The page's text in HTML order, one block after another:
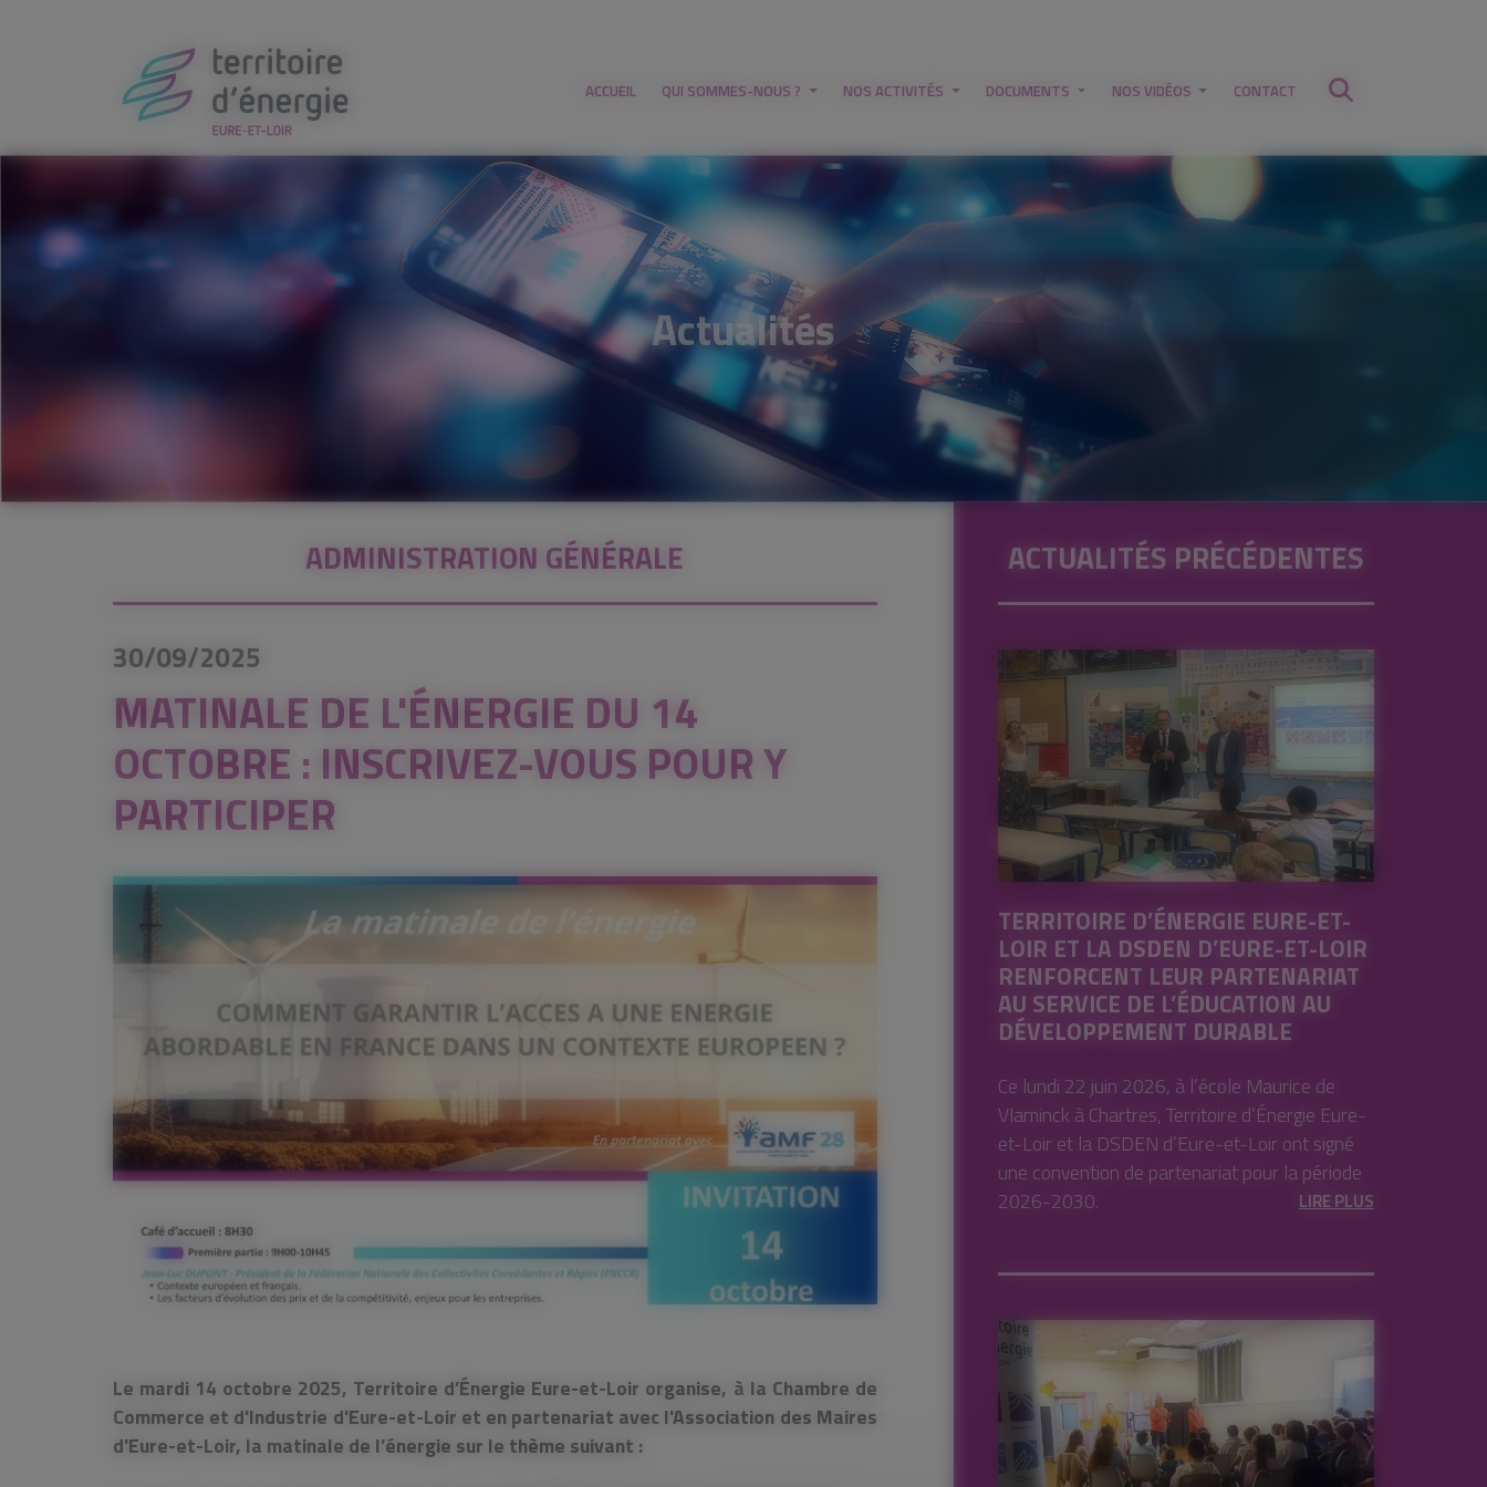
ACCUEIL QUI SOMMES-NOUS ? NOS ACTIVITÉS DOCUMENTS NOS VIDÉOS CONTACT
Actualités
ADMINISTRATION GÉNÉRALE
30/09/2025
MATINALE DE L'ÉNERGIE DU 14
OCTOBRE : INSCRIVEZ-VOUS POUR Y
PARTICIPER
Le mardi 14 octobre 2025, Territoire d’Énergie Eure-et-Loir organise, à la Chambre de
Commerce et d'Industrie d'Eure-et-Loir et en partenariat avec l'Association des Maires
d'Eure-et-Loir, la matinale de l’énergie sur le thème suivant :
ACTUALITÉS PRÉCÉDENTES
TERRITOIRE D’ÉNERGIE EURE-ET-
LOIR ET LA DSDEN D’EURE-ET-LOIR
RENFORCENT LEUR PARTENARIAT
AU SERVICE DE L’ÉDUCATION AU
DÉVELOPPEMENT DURABLE
Ce lundi 22 juin 2026, à l’école Maurice de
Vlaminck à Chartres, Territoire d’Énergie Eure-
et-Loir et la DSDEN d’Eure-et-Loir ont signé
une convention de partenariat pour la période
2026-2030.
LIRE PLUS